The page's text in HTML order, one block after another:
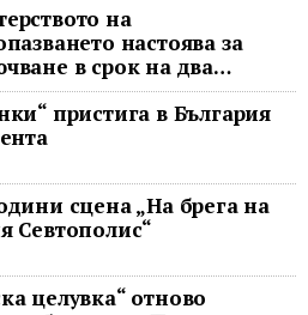
на
настоява за
в срок на два
строителни проекта
пристига в България
сцена „На брега на
Севтополис“
целувка“ отново